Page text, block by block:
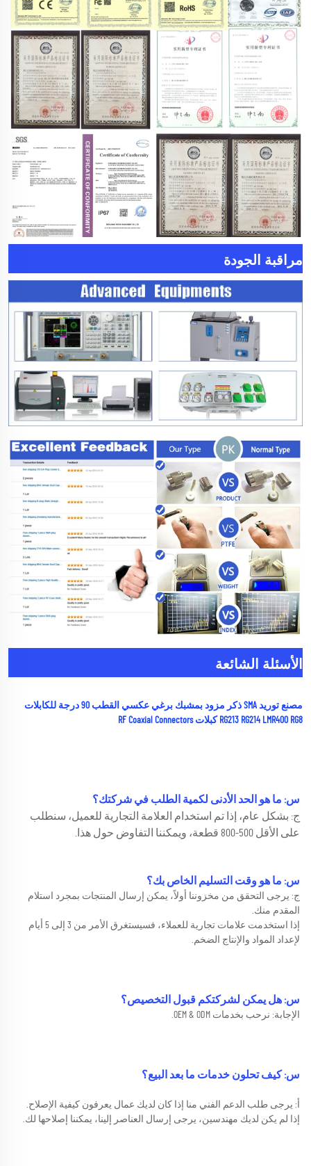
مراقبة الجودة
الأسئلة الشائعة
RG213 RG214 LMR400 RG8 كبلات RF Coaxial Connectors
س: ما هو الحد الأدنى لكمية الطلب في شركتك؟
على الأقل 500-800 قطعة، ويمكننا التفاوض حول هذا.
س: ما هو وقت التسليم الخاص بك؟
المقدم منك.
لإعداد المواد والإنتاج الضخم.
س: هل يمكن لشركتكم قبول التخصيص؟
الإجابة: نرحب بخدمات OEM & ODM.
س: كيف تحلون خدمات ما بعد البيع؟
أ: يرجى طلب الدعم الفني منا إذا كان لديك عمال يعرفون كيفية الإصلاح.
إذا لم يكن لديك مهندسين، يرجى إرسال العناصر إلينا، يمكننا إصلاحها لك.